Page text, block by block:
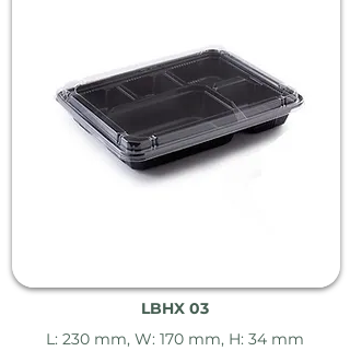
LBHX 03
L: 230 mm, W: 170 mm, H: 34 mm